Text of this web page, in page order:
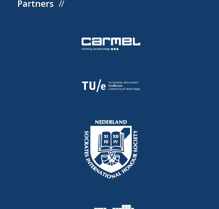
Partners